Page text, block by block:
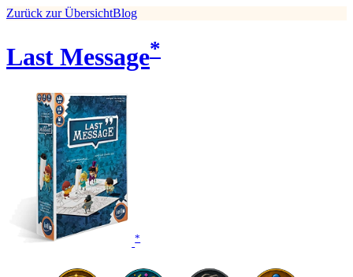
Zurück zur ÜbersichtBlog
Last Message*
*